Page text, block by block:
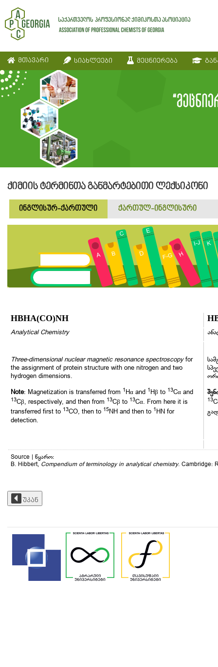
მთავარი სიახლეები მეცნიერება
ქიმიის ტერმინთა განმარტებითი ლექსიკონი
ინგლისურ-ქართული ქართულ-ინგლისური
HBHA(CO)NH
Analytical Chemistry
Three-dimensional nuclear magnetic resonance spectroscopyfor
the assignment of protein structure with one nitrogen and two
hydrogen dimensions.
Note: Magnetization is transferred from 1Hα and 1Hβ to 13Cα and
13Cβ, respectively, and then from 13Cβ to 13Cα. From here it is
transferred first to 13CO, then to 15NH and then to 1HN for
detection.
13
Source | წყარო:
B. Hibbert, Compendium of terminology in analytical chemistry. Cambridge:
უკან